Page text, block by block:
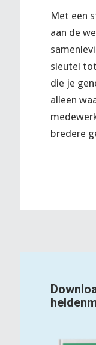
Met een
aan de
sleutel
die je
alleen
bredere